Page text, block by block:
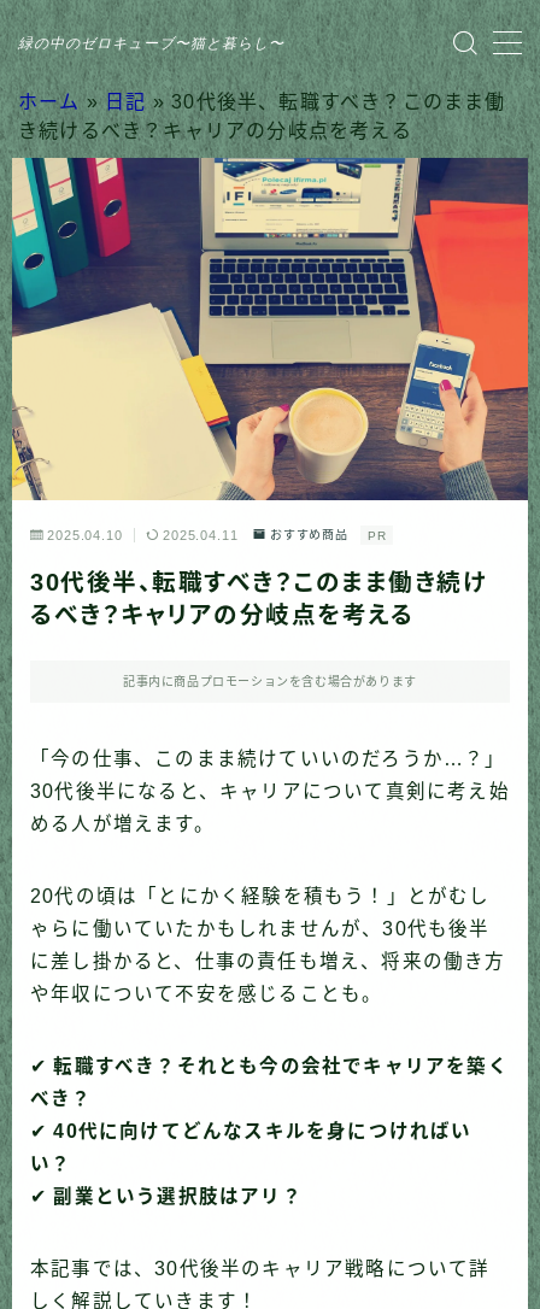
緑の中のゼロキューブ〜猫と暮らし〜
MENU
HOME
おすすめ商品
家のこと
ホーム » 日記 »30代後半、転職すべき？このまま働
き続けるべき？キャリアの分岐点を考える
2025.04.10 2025.04.11 おすすめ商品 PR
30代後半、転職すべき？このまま働き続け
るべき？キャリアの分岐点を考える
記事内に商品プロモーションを含む場合があります
「今の仕事、このまま続けていいのだろうか…？」
30代後半になると、キャリアについて真剣に考え始
める人が増えます。
20代の頃は「とにかく経験を積もう！」とがむし
ゃらに働いていたかもしれませんが、30代も後半
に差し掛かると、仕事の責任も増え、将来の働き方
や年収について不安を感じることも。
✔転職すべき？それとも今の会社でキャリアを築く
べき？
✔40代に向けてどんなスキルを身につければい
い？
✔副業という選択肢はアリ？
本記事では、30代後半のキャリア戦略について詳
しく解説していきます！